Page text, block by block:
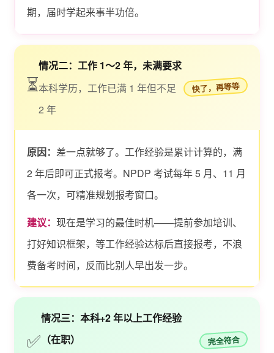
期，届时学起来事半功倍。
⏳
情况二：工作 1～2 年，未满要求
本科学历，工作已满 1 年但不足
2 年
快了，再等等
原因： 差一点就够了。工作经验是累计计算的，满
2 年后即可正式报考。NPDP 考试每年 5 月、11 月
各一次，可精准规划报考窗口。
建议：现在是学习的最佳时机——提前参加培训、
打好知识框架，等工作经验达标后直接报考，不浪
费备考时间，反而比别人早出发一步。
✅
情况三：本科+2 年以上工作经验
（在职）
完全符合